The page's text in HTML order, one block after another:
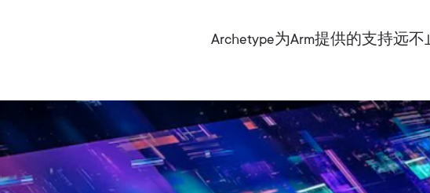
Archetype为Arm提供的支持远不